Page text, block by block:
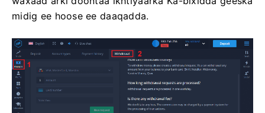
2. Kadib dooro ikhtiyaarka Maaliyadda. Hadda
midig ee hoose ee daaqadda.